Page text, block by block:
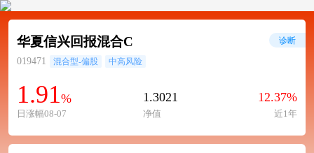
华夏信兴回报混合C
019471 混合型-偏股 中高风险
1.91%
日涨幅08-07
1.3021
净值
12.37%
近1年
诊断